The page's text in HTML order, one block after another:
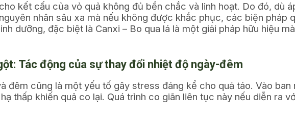
kết cấu của vỏ quả không đủ bền chắc và linh hoạt. Do đó, dù
nhân sâu xa mà nếu không được khắc phục, các biện pháp
dưỡng, đặc biệt là Canxi – Bo qua lá là một giải pháp hữu hiệu
Tác động của sự thay đổi nhiệt độ ngày-đêm
đêm cũng là một yếu tố gây stress đáng kể cho quả táo. Vào ban
thấp khiến quả co lại. Quá trình co giãn liên tục này nếu diễn ra